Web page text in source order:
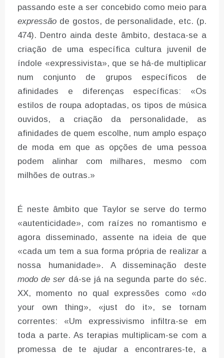
passando este a ser concebido como meio para
expressão de gostos, de personalidade, etc. (p.
474). Dentro ainda deste âmbito, destaca-se a
criação de uma específica cultura juvenil de
índole «expressivista», que se há-de multiplicar
num conjunto de grupos específicos de
afinidades e diferenças específicas: «Os
estilos de roupa adoptadas, os tipos de música
ouvidos, a criação da personalidade, as
afinidades de quem escolhe, num amplo espaço
de moda em que as opções de uma pessoa
podem alinhar com milhares, mesmo com
milhões de outras.»
É neste âmbito que Taylor se serve do termo
«autenticidade», com raízes no romantismo e
agora disseminado, assente na ideia de que
«cada um tem a sua forma própria de realizar a
nossa humanidade». A disseminação deste
modo de ser dá-se já na segunda parte do séc.
XX, momento no qual expressões como «do
your own thing», «just do it», se tornam
correntes: «Um expressivismo infiltra-se em
toda a parte. As terapias multiplicam-se com a
promessa de te ajudar a encontrares-te, a